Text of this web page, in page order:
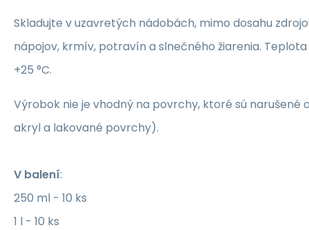
Skladujte v uzavretých nádobách, mimo dosahu
nápojov, krmív, potravín a slnečného žiarenia.
+25 °C.
Výrobok nie je vhodný na povrchy, ktoré sú narušené
akryl a lakované povrchy).
V balení:
250 ml - 10 ks
1 l - 10 ks